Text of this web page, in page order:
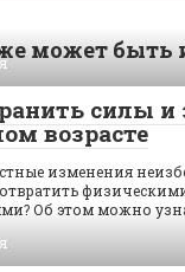
может быть
силы и
возрасте
изменения
Об этом можно